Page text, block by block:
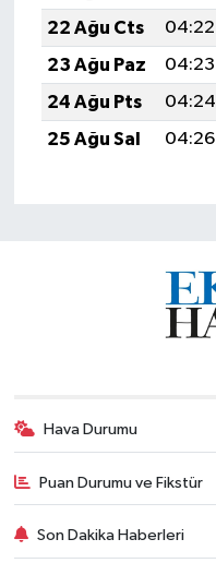
22 Ağu Cts
04:22
23 Ağu Paz
04:23
24 Ağu Pts
04:24
25 Ağu Sal
04:26
Hava Durumu
Puan Durumu ve Fikstür
Son Dakika Haberleri